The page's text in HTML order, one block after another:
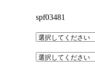
spf03481